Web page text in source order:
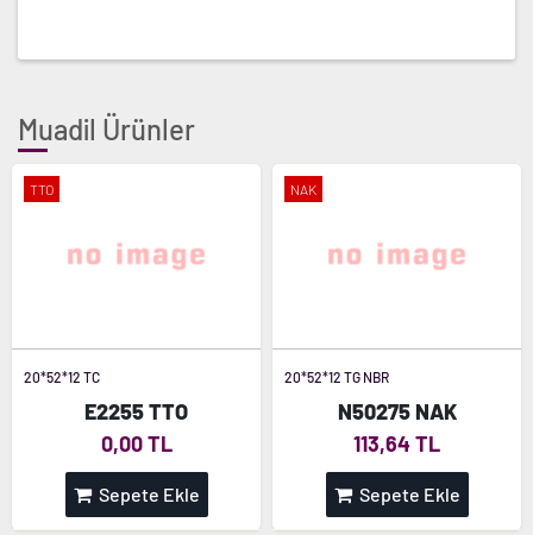
Muadil Ürünler
TTO
20*52*12 TC
E2255 TTO
0,00 TL
Sepete Ekle
NAK
20*52*12 TG NBR
N50275 NAK
113,64 TL
Sepete Ekle